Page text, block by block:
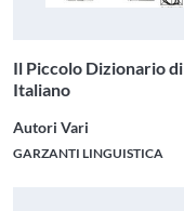
Il Piccolo Dizionario di
Italiano
Autori Vari
GARZANTI LINGUISTICA